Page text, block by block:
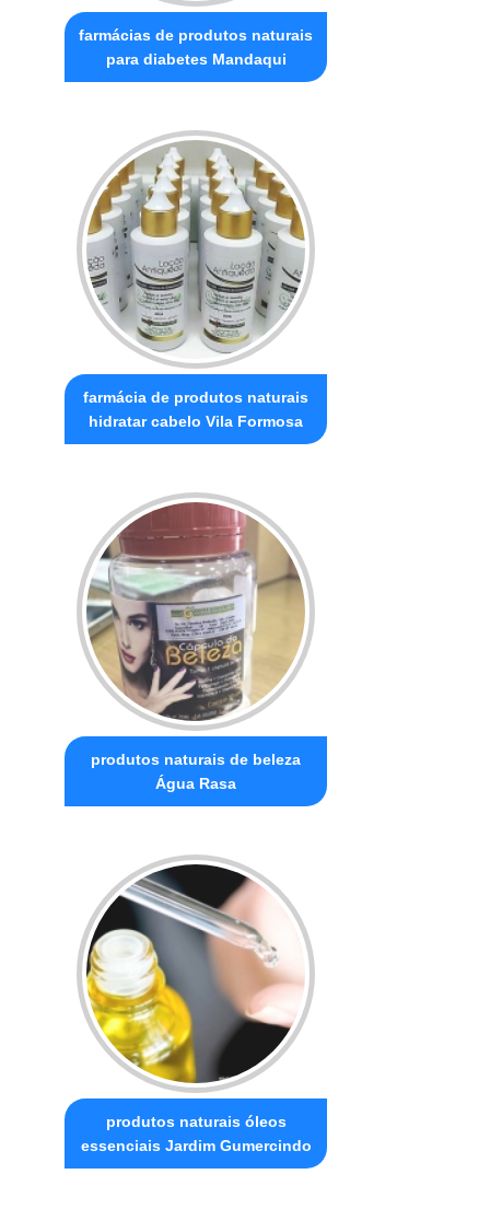
farmácias de produtos naturais
para diabetes Mandaqui
farmácia de produtos naturais
hidratar cabelo Vila Formosa
produtos naturais de beleza
Água Rasa
produtos naturais óleos
essenciais Jardim Gumercindo